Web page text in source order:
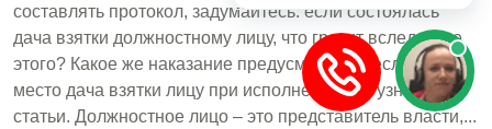
составлять протокол, задумайтесь: если состоялась
дача взятки должностному лицу, что грозит вследствие
этого? Какое же наказание предусмотрено, если имела
место дача взятки лицу при исполнении, вы узнаете из
статьи. Должностное лицо – это представитель власти,...